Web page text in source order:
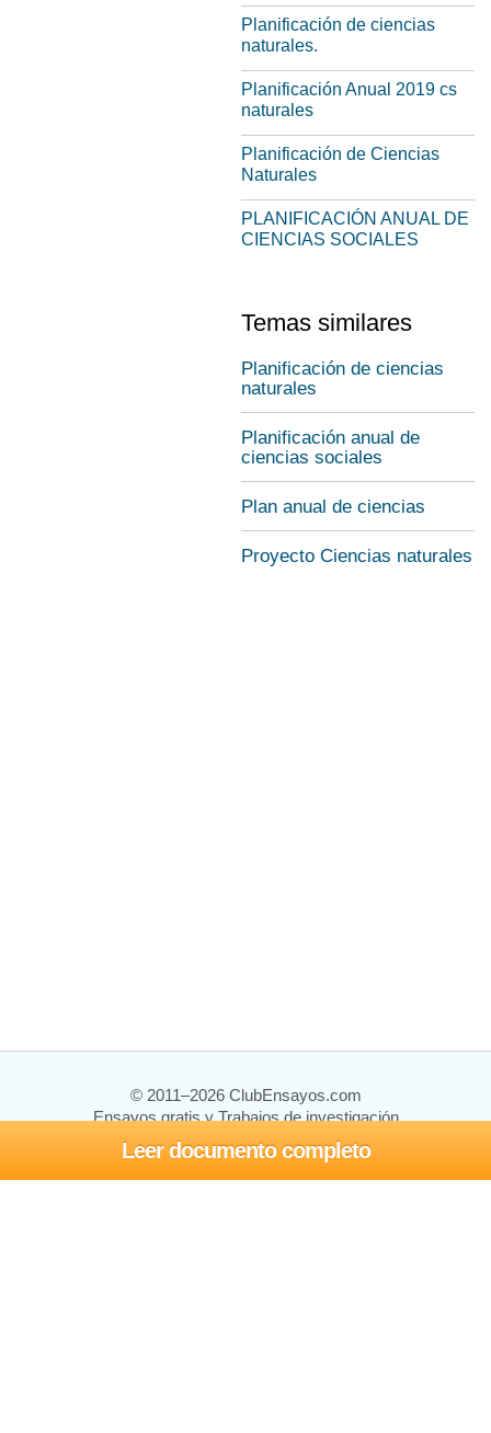
Leer documento completo
Planificación de ciencias
naturales.
Planificación Anual 2019 cs
naturales
Planificación de Ciencias
Naturales
PLANIFICACIÓN ANUAL DE
CIENCIAS SOCIALES
Temas similares
Planificación de ciencias
naturales
Planificación anual de
ciencias sociales
Plan anual de ciencias
Proyecto Ciencias naturales
© 2011–2026 ClubEnsayos.com
Ensayos gratis y Trabajos de investigación